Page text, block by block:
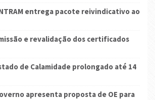
entrega pacote reivindicativo ao
e revalidação dos certificados
de Calamidade prolongado até 14
apresenta proposta de OE para